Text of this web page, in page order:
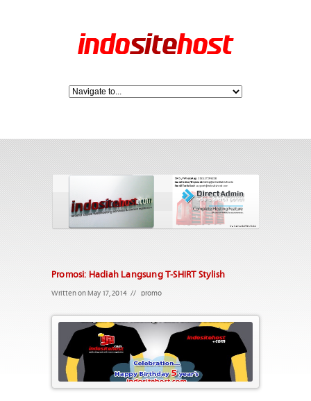
Promosi: Hadiah Langsung T-SHIRT Stylish
Written on May 17, 2014 // promo